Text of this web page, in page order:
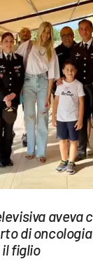
aveva
di
figlio